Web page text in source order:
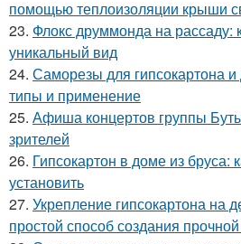
помощью теплоизоляции крыши
23. Флокс друммонда на рассаду:
уникальный вид
24. Саморезы для гипсокартона и
типы и применение
25. Афиша концертов группы
зрителей
26. Гипсокартон в доме из бруса:
установить
27. Укрепление гипсокартона на
простой способ создания